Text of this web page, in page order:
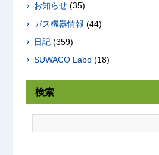
お知らせ(35)
ガス機器情報 (44)
日記(359)
SUWACO Labo(18)
検索